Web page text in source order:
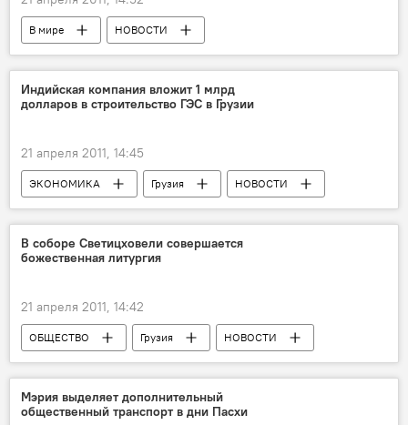
В мире НОВОСТИ
Индийская компания вложит 1 млрд
долларов в строительство ГЭС в Грузии
21 апреля 2011, 14:45
ЭКОНОМИКА Грузия НОВОСТИ
В соборе Светицховели совершается
божественная литургия
21 апреля 2011, 14:42
ОБЩЕСТВО Грузия НОВОСТИ
Мэрия выделяет дополнительный
общественный транспорт в дни Пасхи